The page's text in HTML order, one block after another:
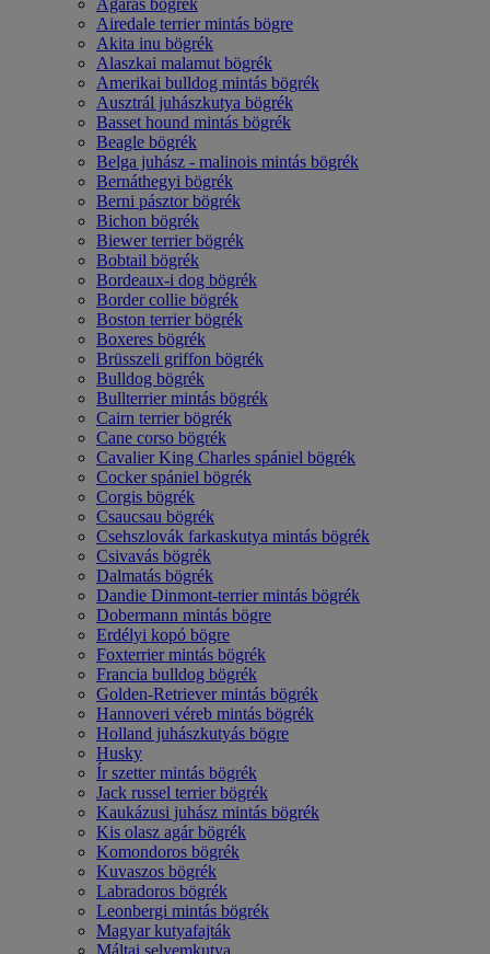
Agaras bögrék
Airedale terrier mintás bögre
Akita inu bögrék
Alaszkai malamut bögrék
Amerikai bulldog mintás bögrék
Ausztrál juhászkutya bögrék
Basset hound mintás bögrék
Beagle bögrék
Belga juhász - malinois mintás bögrék
Bernáthegyi bögrék
Berni pásztor bögrék
Bichon bögrék
Biewer terrier bögrék
Bobtail bögrék
Bordeaux-i dog bögrék
Border collie bögrék
Boston terrier bögrék
Boxeres bögrék
Brüsszeli griffon bögrék
Bulldog bögrék
Bullterrier mintás bögrék
Cairn terrier bögrék
Cane corso bögrék
Cavalier King Charles spániel bögrék
Cocker spániel bögrék
Corgis bögrék
Csaucsau bögrék
Csehszlovák farkaskutya mintás bögrék
Csivavás bögrék
Dalmatás bögrék
Dandie Dinmont-terrier mintás bögrék
Dobermann mintás bögre
Erdélyi kopó bögre
Foxterrier mintás bögrék
Francia bulldog bögrék
Golden-Retriever mintás bögrék
Hannoveri véreb mintás bögrék
Holland juhászkutyás bögre
Husky
Ír szetter mintás bögrék
Jack russel terrier bögrék
Kaukázusi juhász mintás bögrék
Kis olasz agár bögrék
Komondoros bögrék
Kuvaszos bögrék
Labradoros bögrék
Leonbergi mintás bögrék
Magyar kutyafajták
Máltai selyemkutya